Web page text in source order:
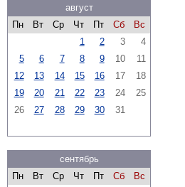
август
Пн
Вт Ср Чт Пт Сб
Вс
1
2 3
4
5
6 7 8 9 10
11
12
13 14 15 16 17
18
19
20 21 22 23 24
25
26
27 28 29 30 31
сентябрь
Пн
Вт Ср Чт Пт Сб
Вс